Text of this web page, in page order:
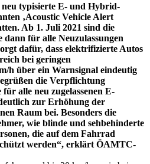
neu typisierte E- und Hybrid-
‚Acoustic Vehicle Alert
Ab 1. Juli 2021 sind die
dann für alle Neuzulassungen
dafür, dass elektrifizierte Autos
bei geringen
h über ein Warnsignal eindeutig
die Verpflichtung
alle neu zugelassenen E-
zur Erhöhung der
Raum bei. Besonders die
wie blinde und sehbehinderte
die auf dem Fahrrad
werden“, erklärt ÖAMTC-